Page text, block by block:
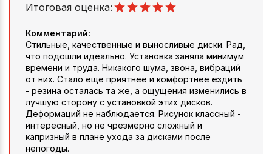
Итоговая оценка:
Комментарий:
Стильные, качественные и выносливые диски. Рад,
что подошли идеально. Установка заняла минимум
времени и труда. Никакого шума, звона, вибраций
от них. Стало еще приятнее и комфортнее ездить
- резина осталась та же, а ощущения изменились в
лучшую сторону с установкой этих дисков.
Деформаций не наблюдается. Рисунок классный -
интересный, но не чрезмерно сложный и
капризный в плане ухода за дисками после
непогоды.